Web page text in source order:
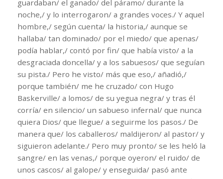
guardaban/ el ganado/ del páramo/ durante la
noche,/ y lo interrogaron/ a grandes voces./ Y aquel
hombre,/ según cuenta/ la historia,/ aunque se
hallaba/ tan dominado/ por el miedo/ que apenas/
podía hablar,/ contó por fin/ que había visto/ a la
desgraciada doncella/ y a los sabuesos/ que seguían
su pista./ Pero he visto/ más que eso,/ añadió,/
porque también/ me he cruzado/ con Hugo
Baskerville/ a lomos/ de su yegua negra/ y tras él
corría/ en silencio/ un sabueso infernal/ que nunca
quiera Dios/ que llegue/ a seguirme los pasos./ De
manera que/ los caballeros/ maldijeron/ al pastor/ y
siguieron adelante./ Pero muy pronto/ se les heló la
sangre/ en las venas,/ porque oyeron/ el ruido/ de
unos cascos/ al galope/ y enseguida/ pasó ante